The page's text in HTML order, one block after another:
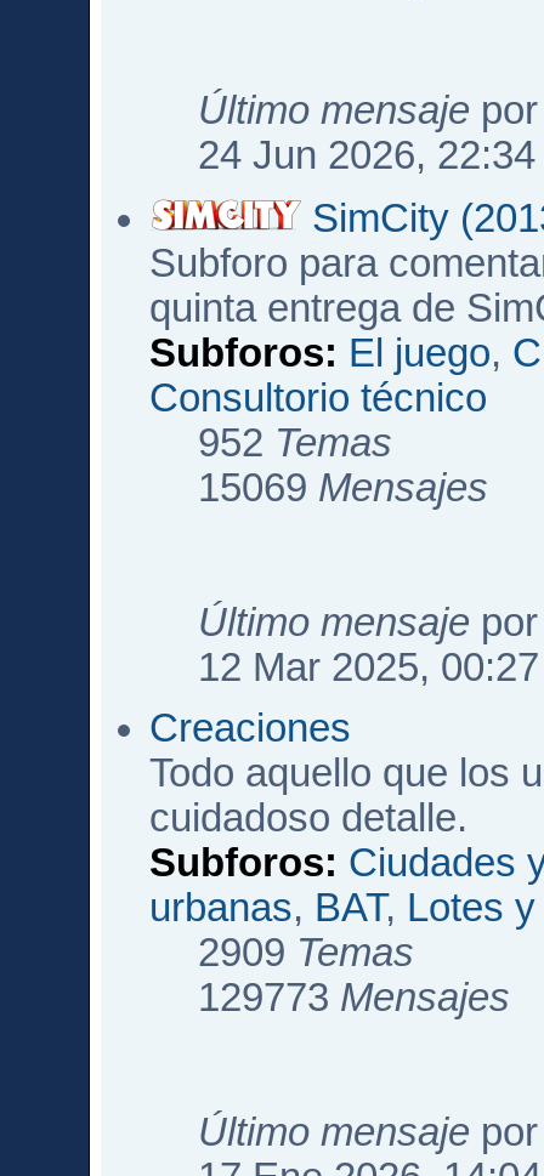
Último mensaje
24 Jun 2026, 22:34
SimCity
Subforo para
quinta entrega de
Subforos: El juego,
Consultorio técnico
952 Temas
15069 Mensajes
Último mensaje
12 Mar 2025, 00:27
Creaciones
Todo aquello que los
cuidadoso detalle.
Subforos: Ciudades
urbanas, BAT, Lotes
2909 Temas
129773 Mensajes
Último mensaje